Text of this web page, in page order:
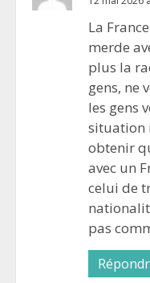
La
merde
plus la
gens, ne
les gens
situation
obtenir
avec un
celui de
pas